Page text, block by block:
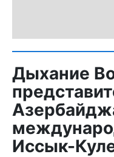
Дыхание
Иссык-